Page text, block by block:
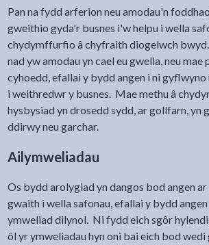
Pan na fydd arferion neu amodau'n
gweithio gyda'r busnes i'w helpu i wella
chydymffurfio â chyfraith diogelwch
nad yw amodau yn cael eu gwella, neu mae
cyhoedd, efallai y bydd angen i ni
i weithredwr y busnes. Mae methu â
hysbysiad yn drosedd sydd, ar gollfarn, yn
ddirwy neu garchar.
Ailymweliadau
Os bydd arolygiad yn dangos bod angen
gwaith i wella safonau, efallai y bydd angen
ymweliad dilynol. Ni fydd eich sgôr
ôl yr ymweliadau hyn oni bai eich bod wedi